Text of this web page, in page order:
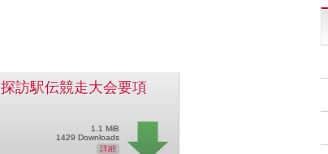
訪駅伝競走大会要項
1.1 MiB
1429 Downloads
詳細